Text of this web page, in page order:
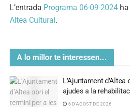
L’entrada Programa 06-09-2024
Altea Cultural .
A lo millor te interessen...
L’Ajuntament
ajudes a la
6 D'AGOST DE 2026